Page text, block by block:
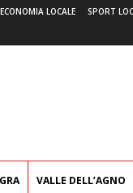
ECONOMIA LOCALE SPORT
VALLE DELL’AGNO